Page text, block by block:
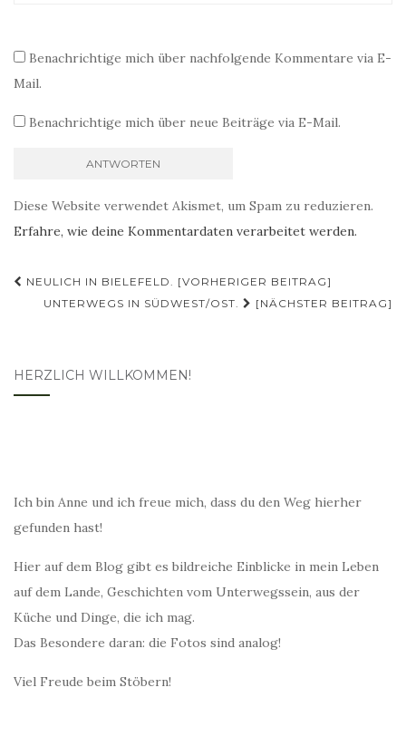
Benachrichtige mich über nachfolgende Kommentare via E-
Mail.
Benachrichtige mich über neue Beiträge via E-Mail.
Diese Website verwendet Akismet, um Spam zu reduzieren.
Erfahre, wie deine Kommentardaten verarbeitet werden.
Beitragsnavigation
NEULICH IN BIELEFELD. [VORHERIGER BEITRAG]
UNTERWEGS IN SÜDWEST/OST.
[NÄCHSTER BEITRAG]
HERZLICH WILLKOMMEN!
Ich bin Anne und ich freue mich, dass du den Weg hierher
gefunden hast!
Hier auf dem Blog gibt es bildreiche Einblicke in mein Leben
auf dem Lande, Geschichten vom Unterwegssein, aus der
Küche und Dinge, die ich mag.
Das Besondere daran: die Fotos sind analog!
Viel Freude beim Stöbern!